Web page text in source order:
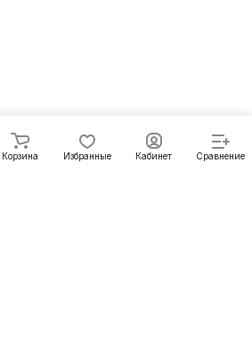
Корзина Избранные Кабинет Сравнение